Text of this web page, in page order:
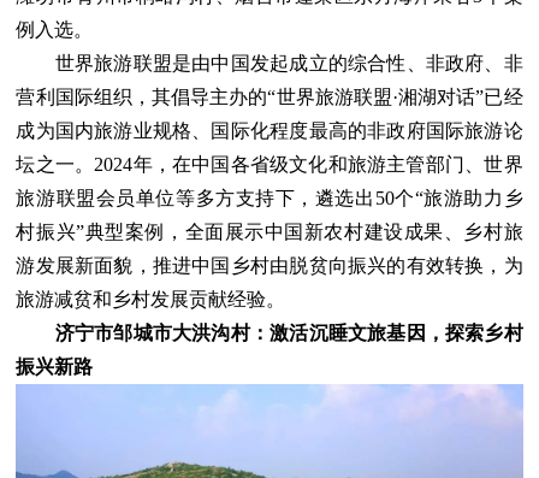
例入选。
世界旅游联盟是由中国发起成立的综合性、非政府、非
营利国际组织，其倡导主办的“世界旅游联盟·湘湖对话”已经
成为国内旅游业规格、国际化程度最高的非政府国际旅游论
坛之一。2024年，在中国各省级文化和旅游主管部门、世界
旅游联盟会员单位等多方支持下，遴选出50个“旅游助力乡
村振兴”典型案例，全面展示中国新农村建设成果、乡村旅
游发展新面貌，推进中国乡村由脱贫向振兴的有效转换，为
旅游减贫和乡村发展贡献经验。
济宁市邹城市大洪沟村：激活沉睡文旅基因，探索乡村
振兴新路